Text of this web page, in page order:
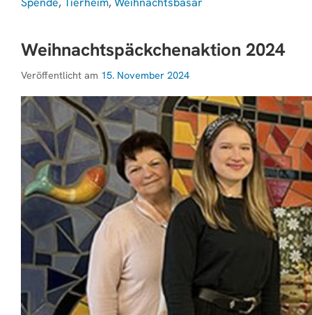
Weihnachtspäckchenaktion 2024
Veröffentlicht am 15. November 2024